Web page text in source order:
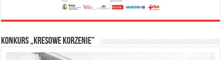
Konkurs „Kresowe Korzenie”